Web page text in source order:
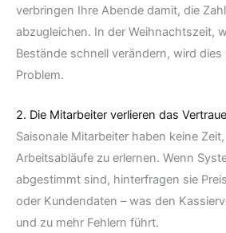
verbringen Ihre Abende damit, die
abzugleichen. In der Weihnachtszeit,
Bestände schnell verändern, wird
Problem.
2. Die Mitarbeiter verlieren das
Saisonale Mitarbeiter haben keine
Arbeitsabläufe zu erlernen. Wenn
abgestimmt sind, hinterfragen sie
oder Kundendaten – was den
und zu mehr Fehlern führt.